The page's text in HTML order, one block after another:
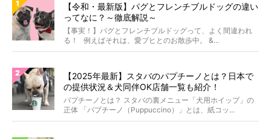
【令和・最新版】パグとフレンチブルドッグの違い
ってなに？～徹底解説～
【事実！】パグとフレンチブルドッグって、よく間違われ
る！ 例えばそれは、愛ブヒとのお散歩中。 &...
【2025年最新】スタバのパプチーノとは？日本で
の提供状況＆犬同伴OK店舗一覧も紹介！
パプチーノとは？ スタバの裏メニュー「犬用ホイップ」の
正体 「パプチーノ（Puppuccino）」とは、紙コッ...